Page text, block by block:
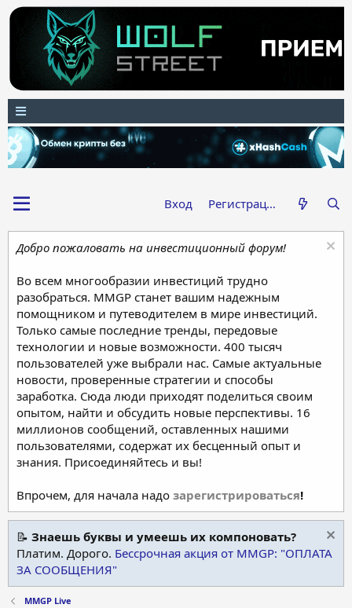
Вход Регистрация
Добро пожаловать на инвестиционный форум!
Во всем многообразии инвестиций трудно
разобраться. MMGP станет вашим надежным
помощником и путеводителем в мире инвестиций.
Только самые последние тренды, передовые
технологии и новые возможности. 400 тысяч
пользователей уже выбрали нас. Самые актуальные
новости, проверенные стратегии и способы
заработка. Сюда люди приходят поделиться своим
опытом, найти и обсудить новые перспективы. 16
миллионов сообщений, оставленных нашими
пользователями, содержат их бесценный опыт и
знания. Присоединяйтесь и вы!
Впрочем, для начала надо зарегистрироваться!
📝 Знаешь буквы и умеешь их компоновать?
Платим. Дорого. Бессрочная акция от MMGP: "ОПЛАТА
ЗА СООБЩЕНИЯ"
MMGP Live